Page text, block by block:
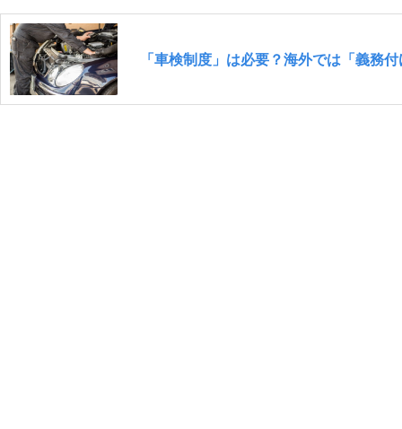
「車検制度」は必要？海外では「義務